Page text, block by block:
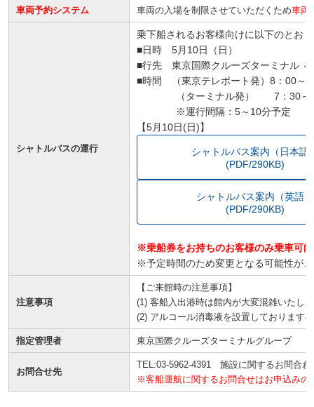
車両予約システム 車両の入場を制限させていただくため車両
シャトルバスの運行
乗下船されるお客様向けに以下のとお
■日時 5月10日（日）
■行先 東京国際クルーズターミナル
■時間 （東京テレポート発）8：00～
（ターミナル発） 7：30～
※運行間隔：5～10分予定
【5月10日(日)】
シャトルバス案内（日本語
(PDF/290KB)
シャトルバス案内（英語）
(PDF/290KB)
※乗船券をお持ちのお客様のみ乗車可
※予定時間のため変更となる可能性が
注意事項
【ご来館時の注意事項】
(1) 客船入出港時は館内が大変混雑いたし
(2) アルコール消毒液を設置しております
指定管理者 東京国際クルーズターミナルグループ
お問合せ先
TEL:03-5962-4391 施設に関するお問合わ
※客船運航に関するお問合せはお申込みの